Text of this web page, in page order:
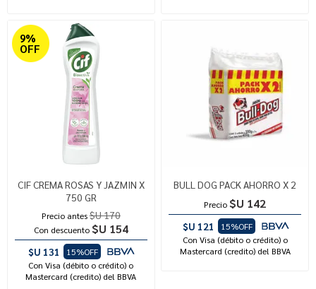
9%
OFF
CIF CREMA ROSAS Y JAZMIN X
750 GR
Precio antes$U 170
Con descuento $U 154
$U 131
15%OFF
Con Visa (débito o crédito) o
Mastercard (credito) del BBVA
BULL DOG PACK AHORRO X 2
Precio $U 142
$U 121
15%OFF
Con Visa (débito o crédito) o
Mastercard (credito) del BBVA